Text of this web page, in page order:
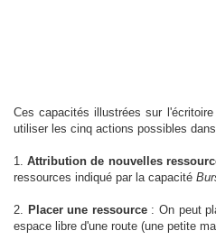
Ces capacités illustrées sur
utiliser les cinq actions possibles
1.Attribution de nouvelles
ressources indiqué par la capacité
2. Placer une ressource: On peut
espace libre d'une route (une petite